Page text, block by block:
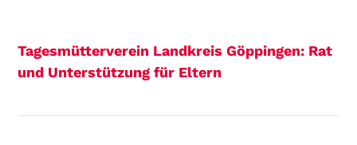
Tagesmütterverein Landkreis Göppingen: Rat
und Unterstützung für Eltern